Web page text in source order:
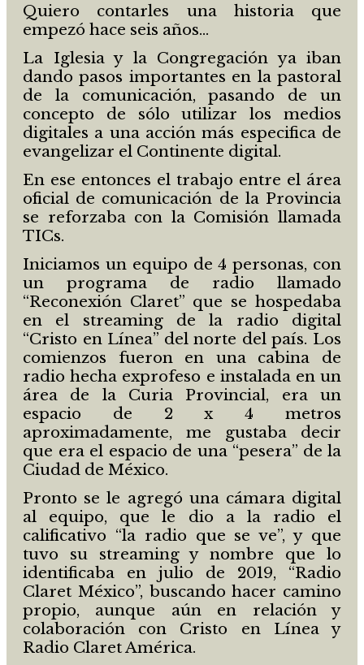
Quiero contarles una historia que
empezó hace seis años…
La Iglesia y la Congregación ya iban
dando pasos importantes en la pastoral
de la comunicación, pasando de un
concepto de sólo utilizar los medios
digitales a una acción más especifica de
evangelizar el Continente digital.
En ese entonces el trabajo entre el área
oficial de comunicación de la Provincia
se reforzaba con la Comisión llamada
TICs.
Iniciamos un equipo de 4 personas, con
un programa de radio llamado
“Reconexión Claret” que se hospedaba
en el streaming de la radio digital
“Cristo en Línea” del norte del país. Los
comienzos fueron en una cabina de
radio hecha exprofeso e instalada en un
área de la Curia Provincial, era un
espacio de 2 x 4 metros
aproximadamente, me gustaba decir
que era el espacio de una “pesera” de la
Ciudad de México.
Pronto se le agregó una cámara digital
al equipo, que le dio a la radio el
calificativo “la radio que se ve”, y que
tuvo su streaming y nombre que lo
identificaba en julio de 2019, “Radio
Claret México”, buscando hacer camino
propio, aunque aún en relación y
colaboración con Cristo en Línea y
Radio Claret América.